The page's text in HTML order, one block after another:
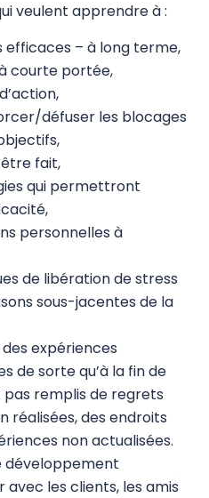
avancé
en Wellness
à 3 (W. Topping)
(W. Topping) –
SR 1-3 (W.
Q/A Instructor SR 1-3
veulent apprendre à :
– à long terme,
courte portée,
défuser les blocages
fait,
qui permettront
personnelles à
de libération de stress
sous-jacentes de la
expériences
de sorte qu’à la fin de
pas remplis de regrets
réalisées, des endroits
non actualisées.
développement
les clients, les amis